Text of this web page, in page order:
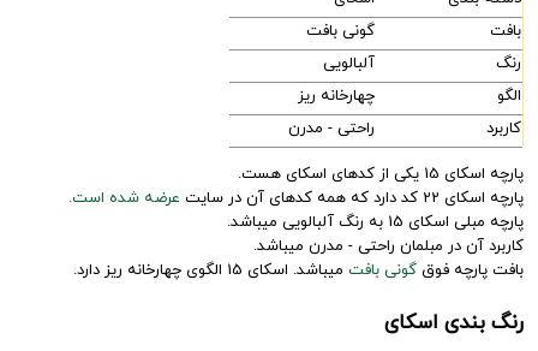
بافت
گونی بافت
رنگ
آلبالویی
الگو
چهارخانه ریز
کاربرد
راحتی - مدرن
پارچه اسکای 15 یکی از کدهای اسکای هست.
پارچه اسکای 22 کد دارد که همه کدهای آن در سایت
عرضه شده است.
پارچه مبلی اسکای 15 به رنگ آلبالویی میباشد.
کاربرد آن در مبلمان راحتی - مدرن میباشد.
بافت پارچه فوق گونی بافت میباشد. اسکای 15 الگوی چهارخانه ریز دارد.
رنگ بندی اسکای